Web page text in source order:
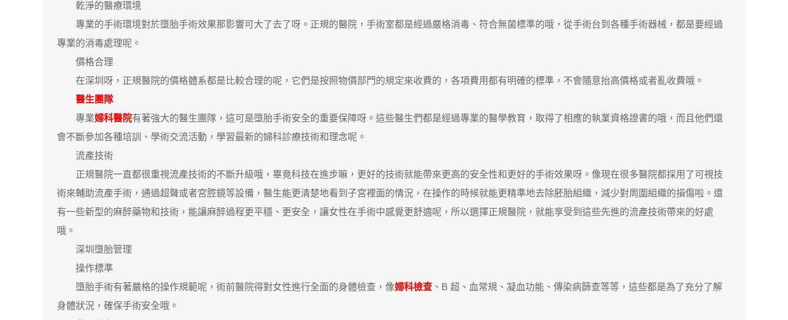
乾淨的醫療環境
專業的手術環境對於墮胎手術效果那影響可大了去了呀。正規的醫院，手術室都是經過嚴格消毒、符合無菌標準的哦，從手術台到各種手術器械，都是要經過
專業的消毒處理呢。
價格合理
在深圳呀，正規醫院的價格體系都是比較合理的呢，它們是按照物價部門的規定來收費的，各項費用都有明確的標準，不會隨意抬高價格或者亂收費哦。
醫生團隊
專業婦科醫院有著強大的醫生團隊，這可是墮胎手術安全的重要保障呀。這些醫生們都是經過專業的醫學教育，取得了相應的執業資格證書的哦，而且他們還
會不斷參加各種培訓、學術交流活動，學習最新的婦科診療技術和理念呢。
流產技術
正規醫院一直都很重視流產技術的不斷升級哦，畢竟科技在進步嘛，更好的技術就能帶來更高的安全性和更好的手術效果呀。像現在很多醫院都採用了可視技
術來輔助流產手術，通過超聲或者宮腔鏡等設備，醫生能更清楚地看到子宮裡面的情況，在操作的時候就能更精準地去除胚胎組織，減少對周圍組織的損傷啦。還
有一些新型的麻醉藥物和技術，能讓麻醉過程更平穩、更安全，讓女性在手術中感覺更舒適呢，所以選擇正規醫院，就能享受到這些先進的流產技術帶來的好處
哦。
深圳墮胎管理
操作標準
墮胎手術有著嚴格的操作規範呢，術前醫院得對女性進行全面的身體檢查，像婦科檢查 、B 超、血常規、凝血功能、傳染病篩查等等，這些都是為了充分了解
身體狀況，確保手術安全哦。